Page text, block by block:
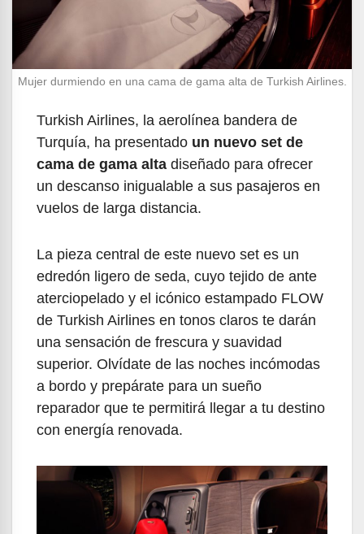
Mujer durmiendo en una cama de gama alta de Turkish Airlines.
Turkish Airlines, la aerolínea bandera de
Turquía, ha presentado un nuevo set de
cama de gama alta diseñado para ofrecer
un descanso inigualable a sus pasajeros en
vuelos de larga distancia.
La pieza central de este nuevo set es un
edredón ligero de seda, cuyo tejido de ante
aterciopelado y el icónico estampado FLOW
de Turkish Airlines en tonos claros te darán
una sensación de frescura y suavidad
superior. Olvídate de las noches incómodas
a bordo y prepárate para un sueño
reparador que te permitirá llegar a tu destino
con energía renovada.